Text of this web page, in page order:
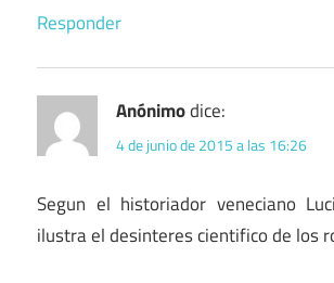
Responder
Anónimodice:
4 de junio de 2015 a las 16:26
Segun el historiador veneciano
ilustra el desinteres cientifico de los